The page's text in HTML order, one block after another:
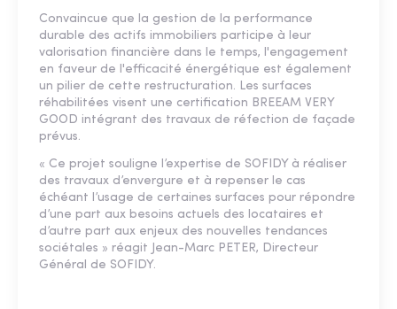
Convaincue que la gestion de la performance
durable des actifs immobiliers participe à leur
valorisation financière dans le temps, l'engagement
en faveur de l'efficacité énergétique est également
un pilier de cette restructuration. Les surfaces
réhabilitées visent une certification BREEAM VERY
GOOD intégrant des travaux de réfection de façade
prévus.
« Ce projet souligne l’expertise de SOFIDY à réaliser
des travaux d’envergure et à repenser le cas
échéant l’usage de certaines surfaces pour répondre
d’une part aux besoins actuels des locataires et
d’autre part aux enjeux des nouvelles tendances
sociétales » réagit Jean-Marc PETER, Directeur
Général de SOFIDY.